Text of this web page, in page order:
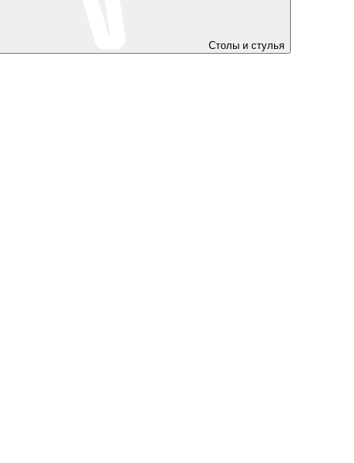
Столы и стулья